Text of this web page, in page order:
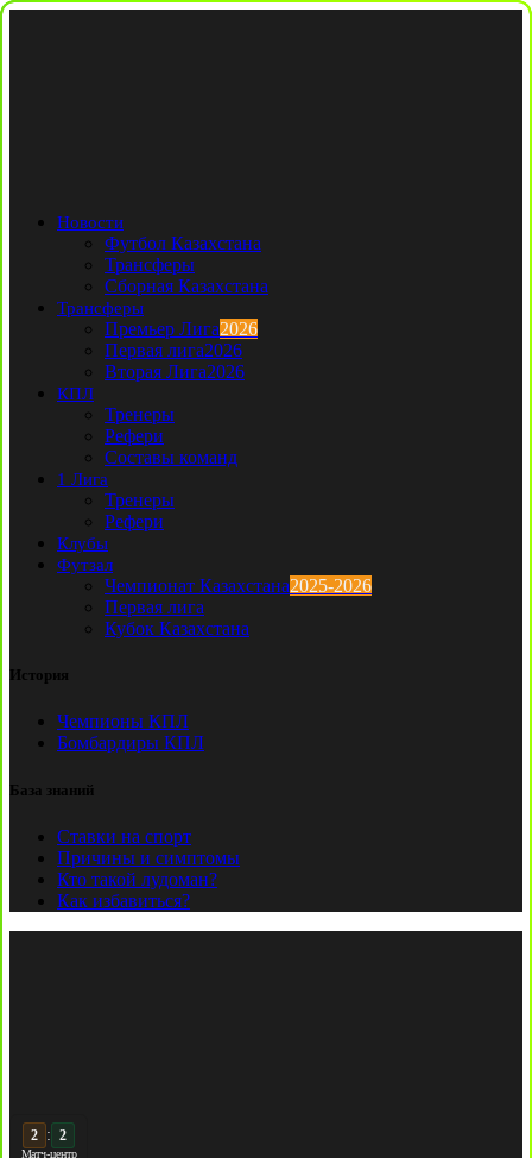
Новости
Футбол Казахстана
Трансферы
Сборная Казахстана
Трансферы
Премьер Лига2026
Первая лига2026
Вторая Лига2026
КПЛ
Тренеры
Рефери
Составы команд
1 Лига
Тренеры
Рефери
Клубы
Футзал
Чемпионат Казахстана2025-2026
Первая лига
Кубок Казахстана
История
Чемпионы КПЛ
Бомбардиры КПЛ
База знаний
Ставки на спорт
Причины и симптомы
Кто такой лудоман?
Как избавиться?
3 :
Матч-центр